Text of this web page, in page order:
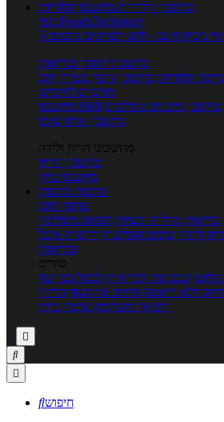
מחשבון קלוריות מחשבון קלוריות
מנוי FoodsDictionary
5 ימי ניסיון חינם - לחצו לפרטים נוספים
מחשבוני תזונה ובריאות
קלוריות מחשבון דופק מטרה יחס
מותניים לירכיים
מחשבון BMI מחשבון מינונים מומלצים
מחשבון אחוז שומן
מחשבוני הריון ולידה
מחשבון הריון
מחשבון ביוץ
כתבות כתבות
ערוצי תוכן
בריאות מחלות ובעיות רפואה משלימה
ולידה טיפים והמלצות חדשות אוכל
ובריאות
טורים
טבעונות לבריאות לבשל כמו שף
ללא דיאטה מזיזים את הגוף הרזיה
ורפואה משלימה גורמה ביתי



חיפוש